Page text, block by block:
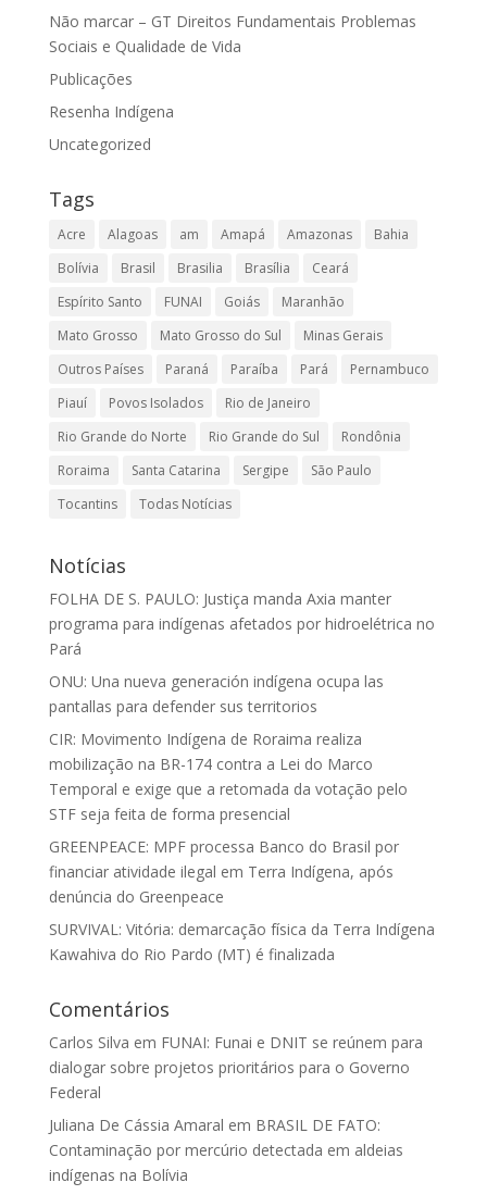
Não marcar – GT Direitos Fundamentais Problemas
Sociais e Qualidade de Vida
Publicações
Resenha Indígena
Uncategorized
Tags
Acre Alagoas am Amapá Amazonas
Bahia
Bolívia
Brasil Brasilia Brasília
Ceará
Espírito Santo
FUNAI Goiás
Maranhão
Mato Grosso
Mato Grosso do Sul
Minas Gerais
Outros Países
Paraná Paraíba Pará
Pernambuco
Piauí
Povos Isolados
Rio de Janeiro
Rio Grande do Norte
Rio Grande do Sul
Rondônia
Roraima
Santa Catarina Sergipe
São Paulo
Tocantins
Todas Notícias
Notícias
FOLHA DE S. PAULO: Justiça manda Axia manter
programa para indígenas afetados por hidroelétrica no
Pará
ONU: Una nueva generación indígena ocupa las
pantallas para defender sus territorios
CIR: Movimento Indígena de Roraima realiza
mobilização na BR-174 contra a Lei do Marco
Temporal e exige que a retomada da votação pelo
STF seja feita de forma presencial
GREENPEACE: MPF processa Banco do Brasil por
financiar atividade ilegal em Terra Indígena, após
denúncia do Greenpeace
SURVIVAL: Vitória: demarcação física da Terra Indígena
Kawahiva do Rio Pardo (MT) é finalizada
Comentários
Carlos Silva em FUNAI: Funai e DNIT se reúnem para
dialogar sobre projetos prioritários para o Governo
Federal
Juliana De Cássia Amaral em BRASIL DE FATO:
Contaminação por mercúrio detectada em aldeias
indígenas na Bolívia